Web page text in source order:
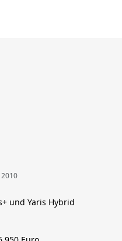
und Yaris Hybrid